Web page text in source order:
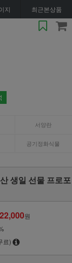
지 최근본상품
서양란
공기정화식물
생일 선물 프로포
원
료)